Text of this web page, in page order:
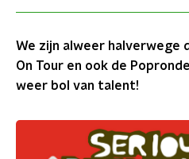
We zijn alweer halverwege
On Tour en ook de
weer bol van talent!